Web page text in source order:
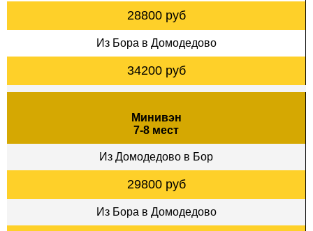
28800 руб
Из Бора в Домодедово
34200 руб
Минивэн
7-8 мест
Из Домодедово в Бор
29800 руб
Из Бора в Домодедово